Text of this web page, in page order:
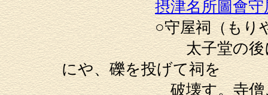
摂津名所圖會守
○守屋祠（もりやの
太子堂の後にあり。
にや、礫を投げて祠を
破壊す。寺僧これを